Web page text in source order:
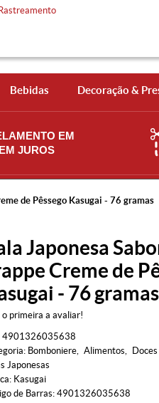
Rastreamento
Bebidas Decoração &
EM
JUROS
de Pêssego Kasugai - 76 gramas
Japonesa
Creme de
- 76 gramas
o primeira a avaliar!
4901326035638
Bomboniere Alimentos
Japonesas
Kasugai
de Barras: 4901326035638